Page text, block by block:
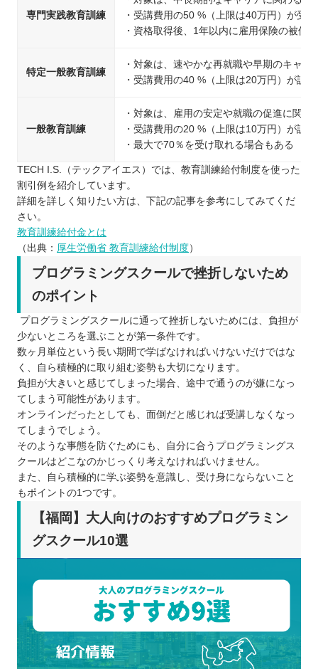
専門実践教育訓練
・受講費用の50 %（上限は40万円）が受
・資格取得後、1年以内に雇用保険の被保
特定一般教育訓練
・対象は、速やかな再就職や早期のキャリ
・受講費用の40 %（上限は20万円）が訓
一般教育訓練
・対象は、雇用の安定や就職の促進に関わ
・受講費用の20 %（上限は10万円）が訓
・最大で70％を受け取れる場合もある
TECH I.S.（テックアイエス）では、教育訓練給付制度を使った
割引例を紹介しています。
詳細を詳しく知りたい方は、下記の記事を参考にしてみてくだ
さい。
教育訓練給付金とは
（出典： 厚生労働省 教育訓練給付制度）
プログラミングスクールで挫折しないため
のポイント
プログラミングスクールに通って挫折しないためには、負担が
少ないところを選ぶことが第一条件です。
数ヶ月単位という長い期間で学ばなければいけないだけではな
く、自ら積極的に取り組む姿勢も大切になります。
負担が大きいと感じてしまった場合、途中で通うのが嫌になっ
てしまう可能性があります。
オンラインだったとしても、面倒だと感じれば受講しなくなっ
てしまうでしょう。
そのような事態を防ぐためにも、自分に合うプログラミングス
クールはどこなのかじっくり考えなければいけません。
また、自ら積極的に学ぶ姿勢を意識し、受け身にならないこと
もポイントの1つです。
【福岡】大人向けのおすすめプログラミン
グスクール10選